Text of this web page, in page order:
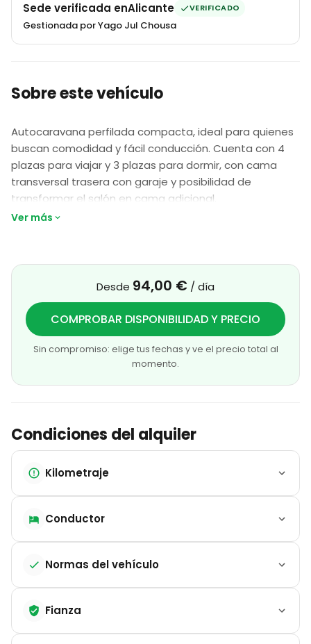
Sede verificada enAlicante VERIFICADO
Gestionada por Yago Jul Chousa
Sobre este vehículo
Autocaravana perfilada compacta, ideal para quienes
buscan comodidad y fácil conducción. Cuenta con 4
plazas para viajar y 3 plazas para dormir, con cama
transversal trasera con garaje y posibilidad de
transformar el salón en cama adicional.
MPPT, Smart TV de 24”, antena digital, toldo THULE,
ducha en garaje, toma exterior de gas, Isofix y tapicería
También incorpora oscurecedores plisados, Skyroof,
cámara y acabados mejorados para disfrutar de una
experiencia más cómoda en ruta.
Ver más
Desde 94,00 € / día
COMPROBAR DISPONIBILIDAD Y PRECIO
Sin compromiso: elige tus fechas y ve el precio total al
momento.
Condiciones del alquiler
Kilometraje
Conductor
Normas del vehículo
Fianza